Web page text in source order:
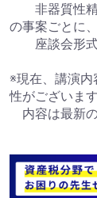
非器質性精
の事案ごとに、
座談会形式
※現在、講演
性がございま
内容は最新の